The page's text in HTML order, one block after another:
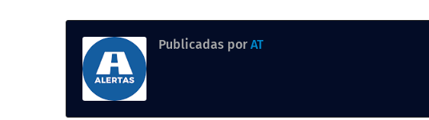
Publicadas por AT